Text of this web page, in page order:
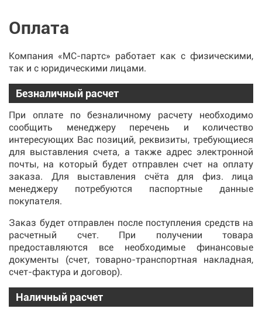
Оплата
Компания «МС-партс» работает как с физическими,
так и с юридическими лицами.
Безналичный расчет
При оплате по безналичному расчету необходимо
сообщить менеджеру перечень и количество
интересующих Вас позиций, реквизиты, требующиеся
для выставления счета, а также адрес электронной
почты, на который будет отправлен счет на оплату
заказа. Для выставления счёта для физ. лица
менеджеру потребуются паспортные данные
покупателя.
Заказ будет отправлен после поступления средств на
расчетный счет. При получении товара
предоставляются все необходимые финансовые
документы (счет, товарно-транспортная накладная,
счет-фактура и договор).
Наличный расчет